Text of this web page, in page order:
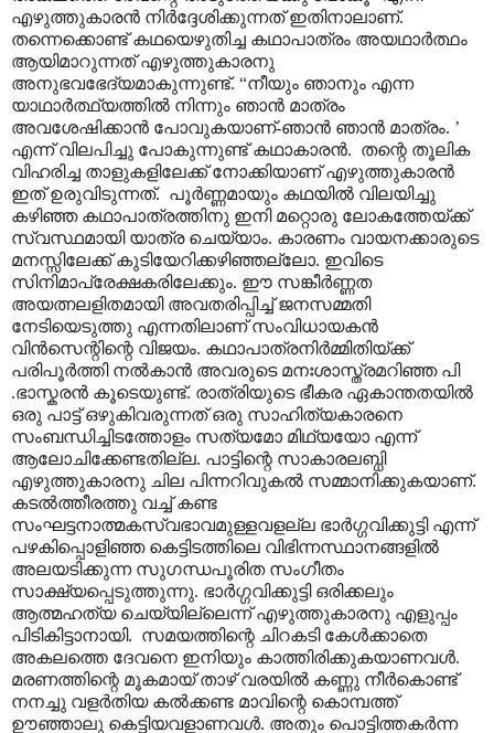
എഴുത്തുകാരൻ നിർദ്ദേശിക്കുന്നത് ഇതിനാലാണ്.
തന്നെക്കൊണ്ട് കഥയെഴുതിച്ച കഥാപാത്രം അയഥാർത്ഥം
ആയിമാറുന്നത് എഴുത്തുകാരനു
അനുഭവഭേദ്യമാകുന്നുണ്ട്. “നീയും ഞാനും എന്ന
യാഥാർത്ഥ്യത്തിൽ നിന്നും ഞാൻ മാത്രം
അവശേഷിക്കാൻ പോവുകയാണ്-ഞാൻ ഞാൻ മാത്രം. ’
എന്ന് വിലപിച്ചു പോകുന്നുണ്ട് കഥാകാരൻ. തന്റെ തൂലിക
വിഹരിച്ച താളുകളിലേക്ക് നോക്കിയാണ് എഴുത്തുകാരൻ
ഇത് ഉരുവിടുന്നത്. പൂർണ്ണമായും കഥയിൽ വിലയിച്ചു
കഴിഞ്ഞ കഥാപാത്രത്തിനു ഇനി മറ്റൊരു ലോകത്തേയ്ക്ക്
സ്വസ്ഥമായി യാത്ര ചെയ്യാം. കാരണം വായനക്കാരുടെ
മനസ്സിലേക്ക് കുടിയേറിക്കഴിഞ്ഞല്ലോ. ഇവിടെ
സിനിമാപ്രേക്ഷകരിലേക്കും. ഈ സങ്കീർണ്ണത
അയത്നലളിതമായി അവതരിപ്പിച്ച് ജനസമ്മതി
നേടിയെടുത്തു എന്നതിലാണ് സംവിധായകൻ
വിൻസെന്റിന്റെ വിജയം. കഥാപാത്രനിർമ്മിതിയ്ക്ക്
പരിപൂർത്തി നൽകാൻ അവരുടെ മനഃശാസ്ത്രമറിഞ്ഞ പി
.ഭാസ്കരൻ കൂടെയുണ്ട്. രാത്രിയുടെ ഭീകര ഏകാന്തതയിൽ
ഒരു പാട്ട് ഒഴുകിവരുന്നത് ഒരു സാഹിത്യകാരനെ
സംബന്ധിച്ചിടത്തോളം സത്യമോ മിഥ്യയോ എന്ന്
ആലോചിക്കേണ്ടതില്ല. പാട്ടിന്റെ സാകാരലബ്ധി
എഴുത്തുകാരനു ചില പിന്നറിവുകൽ സമ്മാനിക്കുകയാണ്.
കടൽത്തീരത്തു വച്ച് കണ്ട
സംഘട്ടനാത്മകസ്വഭാവമുള്ളവളല്ല ഭാർഗ്ഗവിക്കുട്ടി എന്ന്
പഴകിപ്പൊളിഞ്ഞ കെട്ടിടത്തിലെ വിഭിന്നസ്ഥാനങ്ങളിൽ
അലയടിക്കുന്ന സുഗന്ധപൂരിത സംഗീതം
സാക്ഷ്യപ്പെടുത്തുന്നു. ഭാർഗ്ഗവിക്കുട്ടി ഒരിക്കലും
ആത്മഹത്യ ചെയ്യില്ലെന്ന് എഴുത്തുകാരനു എളുപ്പം
പിടികിട്ടാനായി. സമയത്തിന്റെ ചിറകടി കേൾക്കാതെ
അകലത്തെ ദേവനെ ഇനിയും കാത്തിരിക്കുകയാണവൾ.
മരണത്തിന്റെ മൂകമായ് താഴ് വരയിൽ കണ്ണു നീർകൊണ്ട്
നനച്ചു വളർതിയ കൽക്കണ്ട മാവിന്റെ കൊമ്പത്ത്
ഊഞ്ഞാലു കെട്ടിയവളാണവൾ. അതും പൊട്ടിത്തകർന്ന